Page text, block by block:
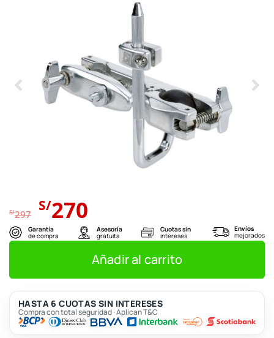
S/297 El
precio
original
era:
S/297.
S/270 precio
actual
es:
S/270.
Garantía
de compra
Asesoría
gratuita
Cuotas sin
intereses
Envíos
mejorados
Añadir al carrito
HASTA 6 CUOTAS SIN INTERESES
Compra con total seguridad · Aplican T&C